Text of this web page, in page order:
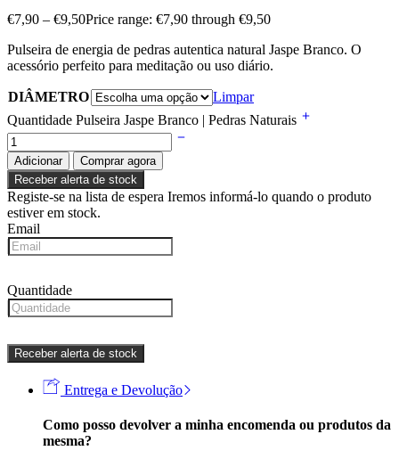
€7,90 – €9,50Price range: €7,90 through €9,50
Pulseira de energia de pedras autentica natural Jaspe Branco. O
acessório perfeito para meditação ou uso diário.
DIÂMETRO
Limpar
Quantidade Pulseira Jaspe Branco | Pedras Naturais
Adicionar
Comprar agora
Receber alerta de stock
Registe-se na lista de espera Iremos informá-lo quando o produto
estiver em stock.
Email
Quantidade
Receber alerta de stock
Entrega e Devolução
Como posso devolver a minha encomenda ou produtos da
mesma?